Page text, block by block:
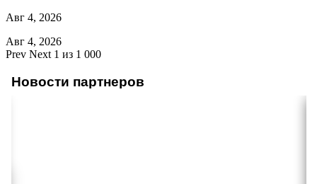
Авг 4, 2026
Авг 4, 2026
Prev Next 1 из 1 000
Новости партнеров